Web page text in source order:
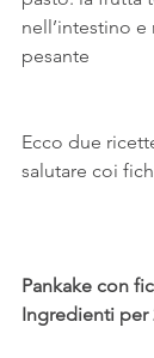
nell’intestino
pesante
Ecco due
salutare coi
Pankake con
Ingredienti per